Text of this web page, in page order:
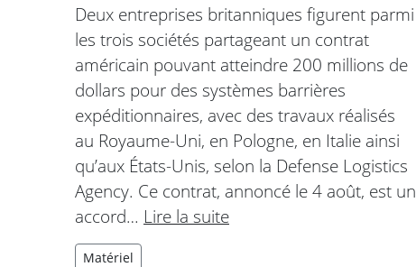
Deux entreprises britanniques figurent parmi
les trois sociétés partageant un contrat
américain pouvant atteindre 200 millions de
dollars pour des systèmes barrières
expéditionnaires, avec des travaux réalisés
au Royaume-Uni, en Pologne, en Italie ainsi
qu’aux États-Unis, selon la Defense Logistics
Agency. Ce contrat, annoncé le 4 août, est un
accord… Lire la suite
Matériel